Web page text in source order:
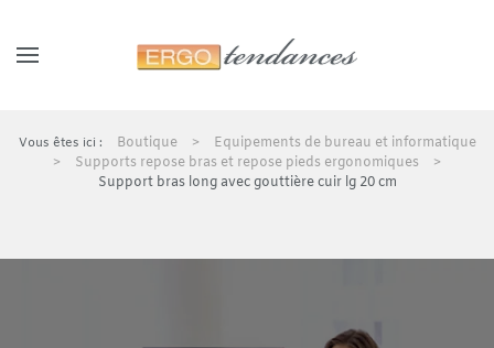
Skip to main content
Boutique
Equipements de bureau et informatique
Supports repose bras et repose pieds ergonomiques
Support bras long avec gouttière cuir lg 20 cm